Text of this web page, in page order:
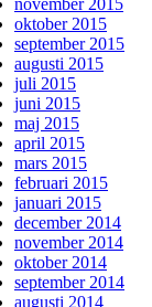
oktober 2015
september 2015
augusti 2015
juli 2015
juni 2015
maj 2015
april 2015
mars 2015
februari 2015
januari 2015
december 2014
november 2014
oktober 2014
september 2014
augusti 2014